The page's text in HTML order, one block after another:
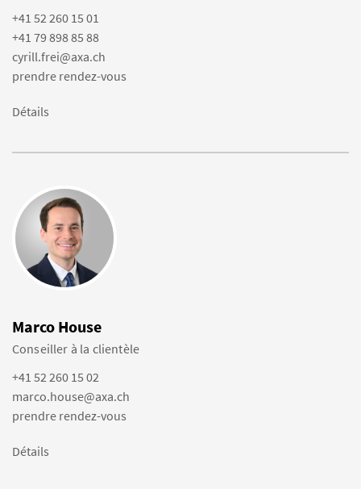
+41 52 260 15 01
+41 79 898 85 88
cyrill.frei@axa.ch
prendre rendez-vous
Détails
Marco House
Conseiller à la clientèle
+41 52 260 15 02
marco.house@axa.ch
prendre rendez-vous
Détails